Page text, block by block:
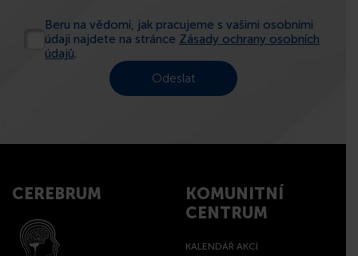
Beru na vědomí, jak pracujeme s vašimi osobními
údaji najdete na stránce Zásady ochrany osobních
údajů.
CEREBRUM
KOMUNITNÍ
CENTRUM
KALENDÁŘ AKCÍ